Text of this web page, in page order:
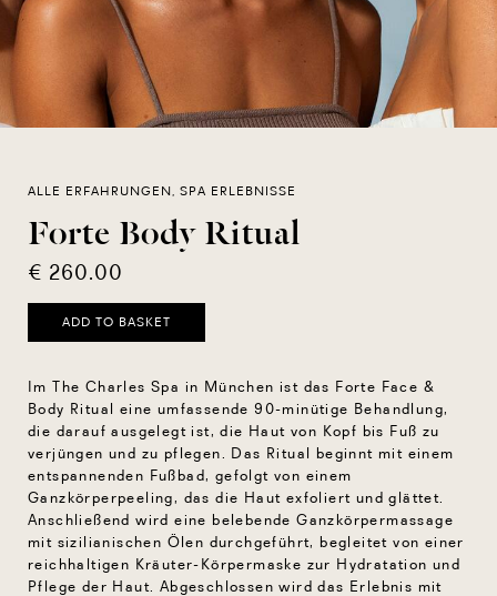
ALLE ERFAHRUNGEN, SPA ERLEBNISSE
Forte Body Ritual
€ 260.00
ADD TO BASKET
Im The Charles Spa in München ist das Forte Face &
Body Ritual eine umfassende 90-minütige Behandlung,
die darauf ausgelegt ist, die Haut von Kopf bis Fuß zu
verjüngen und zu pflegen. Das Ritual beginnt mit einem
entspannenden Fußbad, gefolgt von einem
Ganzkörperpeeling, das die Haut exfoliert und glättet.
Anschließend wird eine belebende Ganzkörpermassage
mit sizilianischen Ölen durchgeführt, begleitet von einer
reichhaltigen Kräuter-Körpermaske zur Hydratation und
Pflege der Haut. Abgeschlossen wird das Erlebnis mit